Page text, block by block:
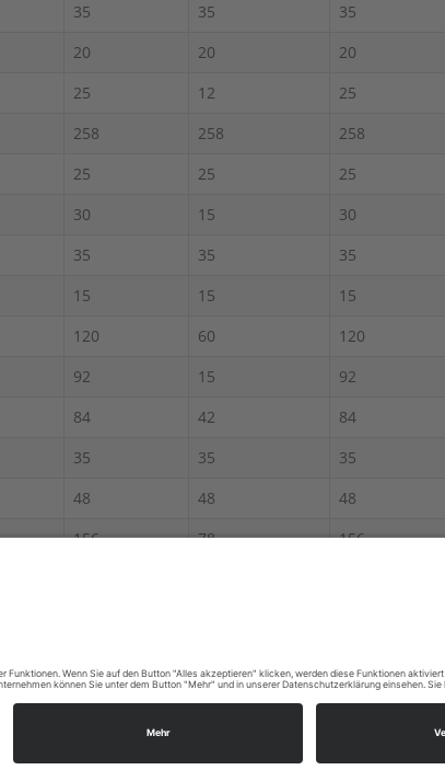
35 35
35
20 20
20
25 12
25
258 258
258
25 25
25
30 15
30
35 35
35
15 15
15
120 60
120
92 15
92
84 42
84
35 35
35
48 48
48
156 78
156